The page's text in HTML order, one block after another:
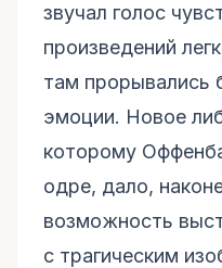
звучал голос
произведений
там прорывались
эмоции. Новое
которому
одре, дало,
возможность
с трагическим